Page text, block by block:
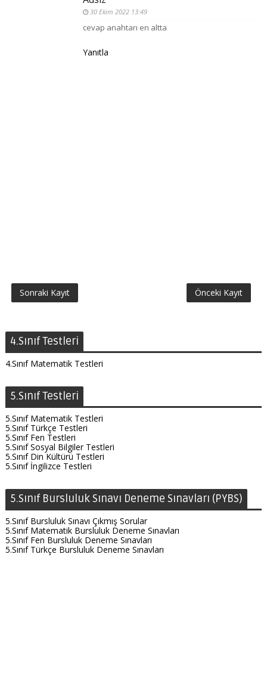
30 Ekim 2022 13:49
cevap anahtarı en altta
Yanıtla
Sonraki Kayıt Önceki Kayıt
4.Sınıf Testleri
4.Sınıf Matematik Testleri
5.Sınıf Testleri
5.Sınıf Matematik Testleri
5.Sınıf Türkçe Testleri
5.Sınıf Fen Testleri
5.Sınıf Sosyal Bilgiler Testleri
5.Sınıf Din Kültürü Testleri
5.Sınıf İngilizce Testleri
5.Sınıf Bursluluk Sınavı Deneme Sınavları (PYBS)
5.Sınıf Bursluluk Sınavı Çıkmış Sorular
5.Sınıf Matematik Bursluluk Deneme Sınavları
5.Sınıf Fen Bursluluk Deneme Sınavları
5.Sınıf Türkçe Bursluluk Deneme Sınavları